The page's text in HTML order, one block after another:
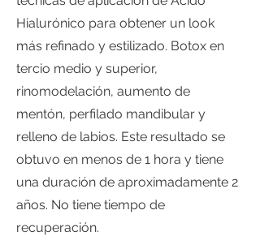
Hialurónico para obtener un look
más refinado y estilizado. Botox en
tercio medio y superior,
rinomodelación, aumento de
mentón, perfilado mandibular y
relleno de labios. Este resultado se
obtuvo en menos de 1 hora y tiene
una duración de aproximadamente 2
años. No tiene tiempo de
recuperación.